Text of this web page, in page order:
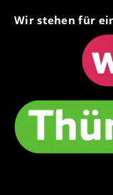
Wir stehen für